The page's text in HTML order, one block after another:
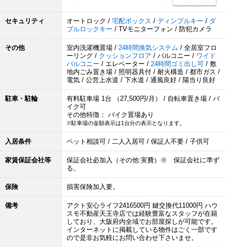
セキュリティ オートロック / 宅配ボックス / ディンプルキー / ダ
ブルロックキー / TVモニターフォン / 防犯カメラ
その他 室内洗濯機置場 / 24時間換気システム / 全居室フロ
ーリング / クッションフロア / バルコニー / ワイド
バルコニー / エレベーター / 24時間ゴミ出し可 / 敷
地内ごみ置き場 / 照明器具付 / 耐火構造 / 都市ガス /
電気 / 公営上水道 / 下水道 / 通風良好 / 陽当り良好
駐車・駐輪
有料駐車場 1台 （27,500円/月） / 自転車置き場 / バ
イク可
その他特徴： バイク置場あり
※駐車場の金額表示は1台分の表示となります。
入居条件 ペット相談可 / 二人入居可 / 保証人不要 / 子供可
家賃保証会社等
保証会社必加入（その他:実費）※ 保証会社に準ず
る。
保険 損害保険加入要。
備考
アクト安心ライフ2416500円 鍵交換代11000円 ハウ
スモ不動産天王寺店では経験豊富なスタッフが在籍
しており、大阪府内全域でお部屋探しが可能です。
インターネットに掲載している物件はごく一部です
ので是非お気軽にお問い合わせ下さいませ。